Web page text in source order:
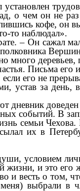
о чем он не
кофе, он
то наблюдал».
– Он сажал
много деревьев,
Письма
его не
за день,
дневник
событий. В
семьи
их в
условием
и это
весть о том,
выбрали в